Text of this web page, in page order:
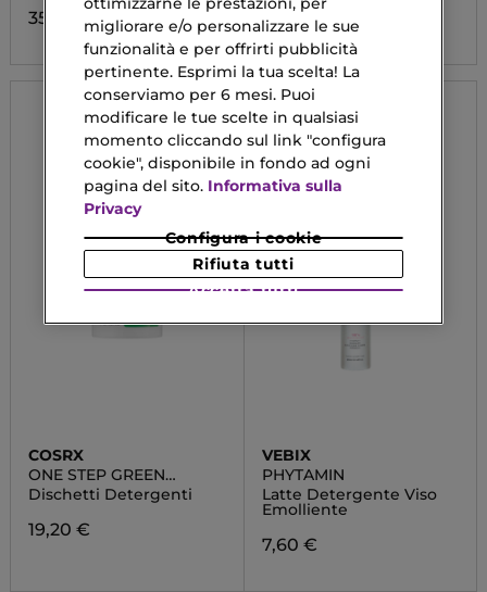
35,90 € 35,00 €
COSRX
ONE STEP GREEN
CALMING PAD
Dischetti Detergenti
19,20 €
VEBIX
PHYTAMIN
Latte Detergente Viso
Emolliente
7,60 €
migliorare e/o personalizzare le sue
funzionalità e per offrirti pubblicità
pertinente. Esprimi la tua scelta! La
conserviamo per 6 mesi. Puoi
modificare le tue scelte in qualsiasi
momento cliccando sul link "configura
cookie", disponibile in fondo ad ogni
pagina del sito. Informativa sulla
Privacy
Configura i cookie
Rifiuta tutti
Accetta tutti